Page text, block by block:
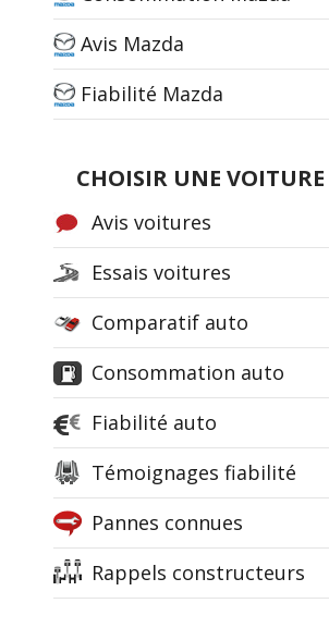
Avis Mazda
Fiabilité Mazda
CHOISIR UNE VOITURE
Avis voitures
Essais voitures
Comparatif auto
Consommation auto
Fiabilité auto
Témoignages fiabilité
Pannes connues
Rappels constructeurs